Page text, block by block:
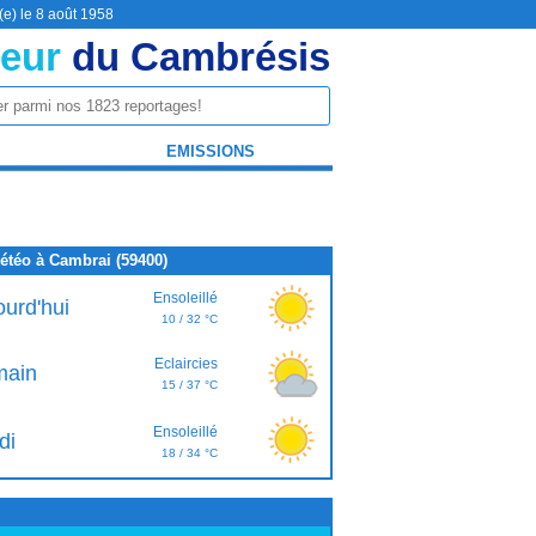
le 8 août 1958
du Cambrésis
EMISSIONS
à Cambrai (59400)
Ensoleillé
10 / 32 °C
Eclaircies
15 / 37 °C
Ensoleillé
18 / 34 °C